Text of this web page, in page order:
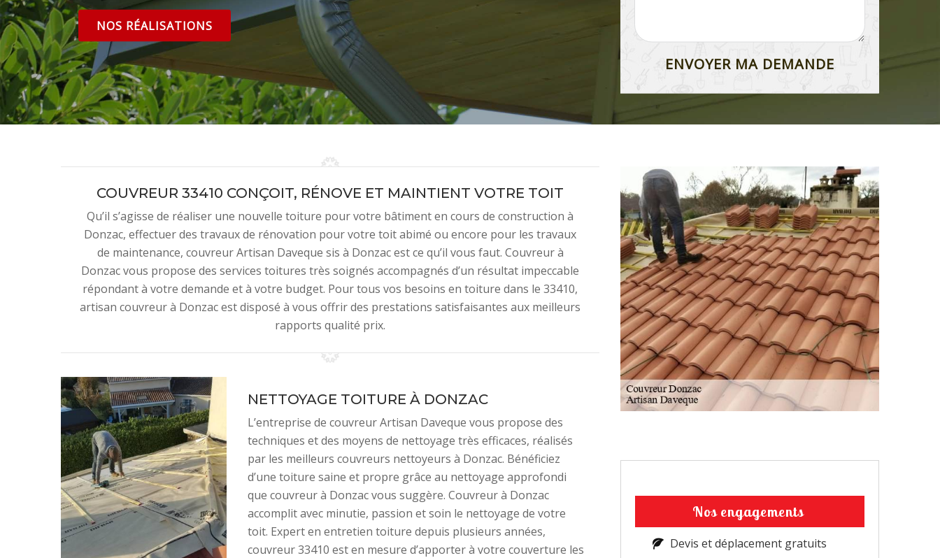
NOS RÉALISATIONS
COUVREUR 33410 CONÇOIT, RÉNOVE ET MAINTIENT VOTRE TOIT
Qu’il s’agisse de réaliser une nouvelle toiture pour votre bâtiment en cours de construction à
Donzac, effectuer des travaux de rénovation pour votre toit abimé ou encore pour les travaux
de maintenance, couvreur Artisan Daveque sis à Donzac est ce qu’il vous faut. Couvreur à
Donzac vous propose des services toitures très soignés accompagnés d’un résultat impeccable
répondant à votre demande et à votre budget. Pour tous vos besoins en toiture dans le 33410,
artisan couvreur à Donzac est disposé à vous offrir des prestations satisfaisantes aux meilleurs
rapports qualité prix.
NETTOYAGE TOITURE À DONZAC
L’entreprise de couvreur Artisan Daveque vous propose des
techniques et des moyens de nettoyage très efficaces, réalisés
par les meilleurs couvreurs nettoyeurs à Donzac. Bénéficiez
d’une toiture saine et propre grâce au nettoyage approfondi
que couvreur à Donzac vous suggère. Couvreur à Donzac
accomplit avec minutie, passion et soin le nettoyage de votre
toit. Expert en entretien toiture depuis plusieurs années,
couvreur 33410 est en mesure d’apporter à votre couverture les
Nos engagements
Devis et déplacement gratuits